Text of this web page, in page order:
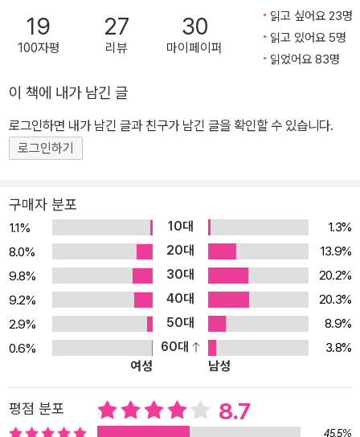
19
100자평
27
리뷰
30
마이페이퍼
읽고 싶어요 23명
읽고 있어요 5명
읽었어요 83명
이 책에 내가 남긴 글
로그인하면 내가 남긴 글과 친구가 남긴 글을 확인할 수 있습니다.
로그인하기
구매자 분포
1.1% 10대
1.3%
8.0%
20대
13.9%
9.8%
30대
20.2%
9.2%
40대
20.3%
2.9%
50대
8.9%
0.6%
60대
3.8%
여성
남성
평점 분포 8.7
45.5%